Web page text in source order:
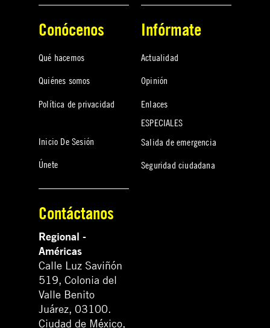
Conócenos
Qué hacemos
Quiénes somos
Política de privacidad
Inicio De Sesión
Únete
Infórmate
Actualidad
Opinión
Enlaces
ESPECIALES
Salida de emergencia
Seguridad ciudadana
Contáctanos
Regional -
Américas
Calle Luz Saviñón
519, Colonia del
Valle Benito
Juárez, 03100.
Ciudad de México,